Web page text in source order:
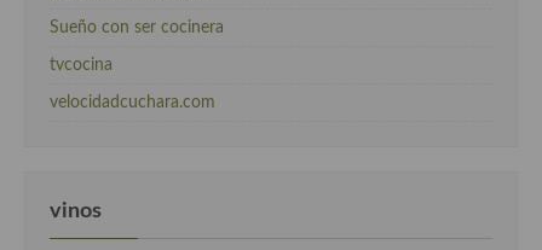
Sueño con ser cocinera
tvcocina
velocidadcuchara.com
vinos